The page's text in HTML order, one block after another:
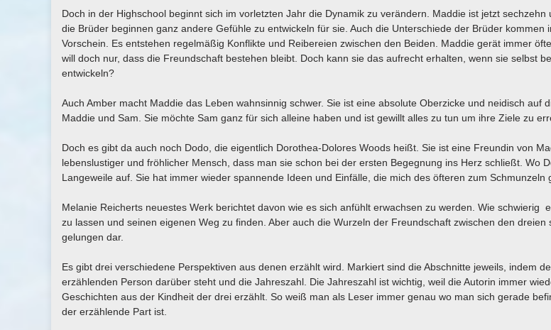
Doch in der Highschool beginnt sich im vorletzten Jahr die Dynamik zu verändern. Maddie ist jetzt
die Brüder beginnen ganz andere Gefühle zu entwickeln für sie. Auch die Unterschiede der Brüder kommen
Vorschein. Es entstehen regelmäßig Konflikte und Reibereien zwischen den Beiden. Maddie gerät immer
will doch nur, dass die Freundschaft bestehen bleibt. Doch kann sie das aufrecht erhalten, wenn sie selbst
entwickeln?
Auch Amber macht Maddie das Leben wahnsinnig schwer. Sie ist eine absolute Oberzicke und neidisch auf
Maddie und Sam. Sie möchte Sam ganz für sich alleine haben und ist gewillt alles zu tun um ihre Ziele zu
Doch es gibt da auch noch Dodo, die eigentlich Dorothea-Dolores Woods heißt. Sie ist eine Freundin von
lebenslustiger und fröhlicher Mensch, dass man sie schon bei der ersten Begegnung ins Herz schließt. Wo
Langeweile auf. Sie hat immer wieder spannende Ideen und Einfälle, die mich des öfteren zum Schmunzeln
Melanie Reicherts neuestes Werk berichtet davon wie es sich anfühlt erwachsen zu werden. Wie schwierig
zu lassen und seinen eigenen Weg zu finden. Aber auch die Wurzeln der Freundschaft zwischen den dreien
gelungen dar.
Es gibt drei verschiedene Perspektiven aus denen erzählt wird. Markiert sind die Abschnitte jeweils, indem
erzählenden Person darüber steht und die Jahreszahl. Die Jahreszahl ist wichtig, weil die Autorin immer
Geschichten aus der Kindheit der drei erzählt. So weiß man als Leser immer genau wo man sich gerade
der erzählende Part ist.